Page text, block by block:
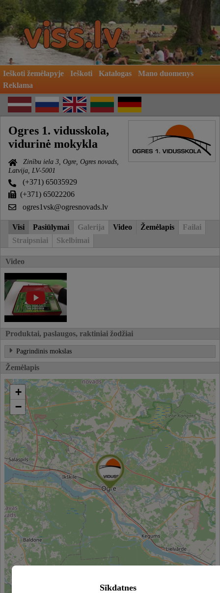
Ieškoti žemėlapyje Ieškoti Katalogas
Mano duomenys
Reklama
Ogres 1. vidusskola,
vidurinė mokykla
Zinību iela 3, Ogre, Ogres novads,
Latvija, LV-5001
(+371) 65035929
(+371) 65022206
ogres1vsk@ogresnovads.lv
Visi Pasiūlymai Galerija Video Žemėlapis
Failai
Straipsniai
Skelbimai
Video
Produktai, paslaugos, raktiniai žodžiai
Pagrindinis mokslas
Žemėlapis
+
−
Sīkdatnes